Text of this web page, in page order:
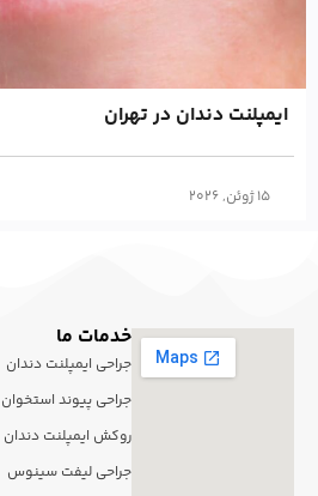
ایمپلنت دندان در تهران
خدمات ما
جراحی ایمپلنت دندان
جراحی پیوند استخوان فک
روکش ایمپلنت دندان
جراحی لیفت سینوس